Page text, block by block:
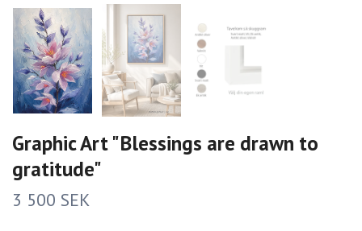
Graphic Art "Blessings are drawn to
gratitude"
3 500 SEK